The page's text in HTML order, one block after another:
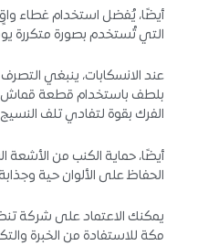
أيضًا، يُفضل استخدام غطاء
التي تُستخدم بصورة متكررة
عند الانسكابات، ينبغي
بلطف باستخدام قطعة قماش
الفرك بقوة لتفادي تلف
أيضًا، حماية الكنب من
الحفاظ على الألوان حية
يمكنك الاعتماد على شركة
مكة للاستفادة من الخبرة